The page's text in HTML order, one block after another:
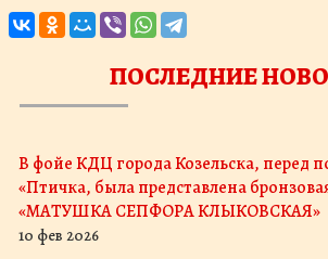
ПОСЛЕДНИЕ
В фойе КДЦ города Козельска, перед
«Птичка, была представлена
«МАТУШКА СЕПФОРА КЛЫКОВСКАЯ»
10 фев 2026